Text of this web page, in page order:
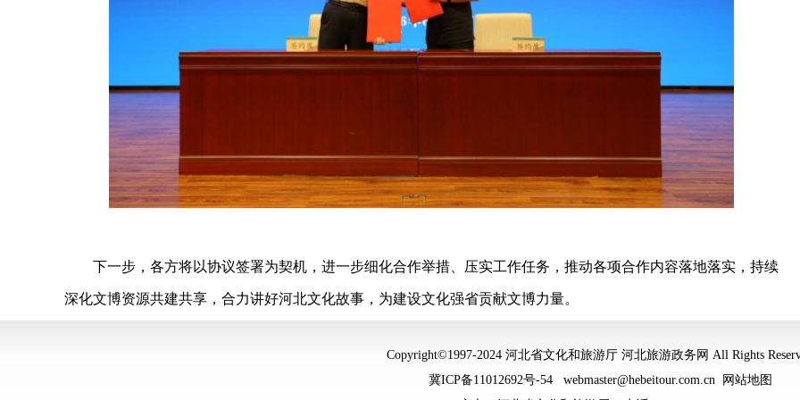
下一步，各方将以协议签署为契机，进一步细化合作举措、压实工作任务，推动各项合作内容落地落实，持续
深化文博资源共建共享，合力讲好河北文化故事，为建设文化强省贡献文博力量。
Copyright©1997-2024 河北省文化和旅游厅 河北旅游政务网 All Rights
冀ICP备11012692号-54webmaster@hebeitour.com.cn
网站地图